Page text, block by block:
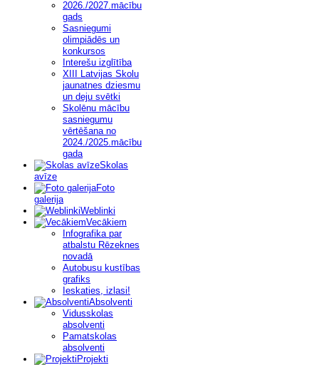
2026./2027.mācību
gads
Sasniegumi
olimpiādēs un
konkursos
Interešu izglītība
XIII Latvijas Skolu
jaunatnes dziesmu
un deju svētki
Skolēnu mācību
sasniegumu
vērtēšana no
2024./2025.mācību
gada
Skolas
avīze
Foto
galerija
Weblinki
Vecākiem
Infografika par
atbalstu Rēzeknes
novadā
Autobusu kustības
grafiks
Ieskaties, izlasi!
Absolventi
Vidusskolas
absolventi
Pamatskolas
absolventi
Projekti